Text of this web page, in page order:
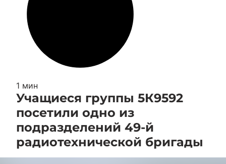
1 мин
Учащиеся группы 5К9592
посетили одно из
подразделений 49-й
радиотехнической бригады